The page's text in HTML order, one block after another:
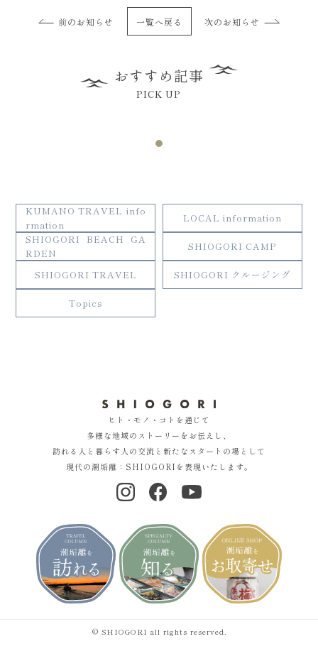
前のお知らせ 一覧へ戻る 次のお知らせ
おすすめ記事
PICK UP
KUMANO TRAVEL info
rmation
LOCAL information
SHIOGORI BEACH GA
RDEN
SHIOGORI CAMP
SHIOGORI TRAVEL SHIOGORI クルージング
Topics
ヒト・モノ・コトを通じて
多様な地域のストーリーをお伝えし、
訪れる人と暮らす人の交流と新たなスタートの場として
現代の潮垢離：SHIOGORIを表現いたします。
© SHIOGORI all rights reserved.